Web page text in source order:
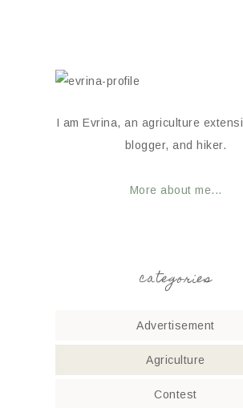
I am Evrina, an agriculture
blogger, and hiker.
More about me...
categories
Advertisement
Agriculture
Contest